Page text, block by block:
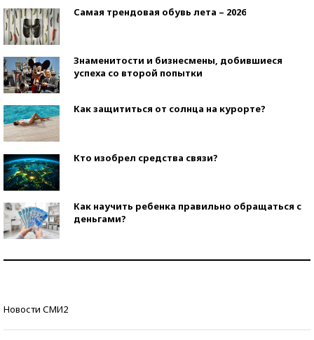
Самая трендовая обувь лета – 2026
Знаменитости и бизнесмены, добившиеся
успеха со второй попытки
Как защититься от солнца на курорте?
Кто изобрел средства связи?
Как научить ребенка правильно обращаться с
деньгами?
Новости СМИ2